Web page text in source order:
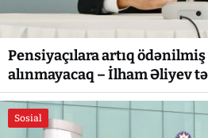
Pensiyaçılara artıq
alınmayacaq – İlham Əliyev
Sosial